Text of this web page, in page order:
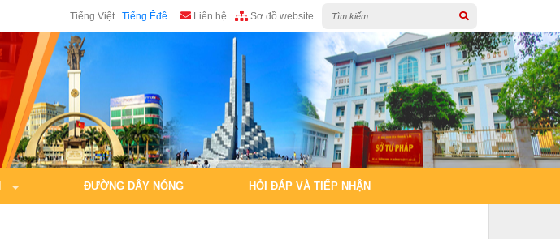
Tiếng Việt Tiếng Êđê Liên hệ Sơ đồ website
ĐƯỜNG DÂY NÓNG HỎI ĐÁP VÀ TIẾP NHẬN